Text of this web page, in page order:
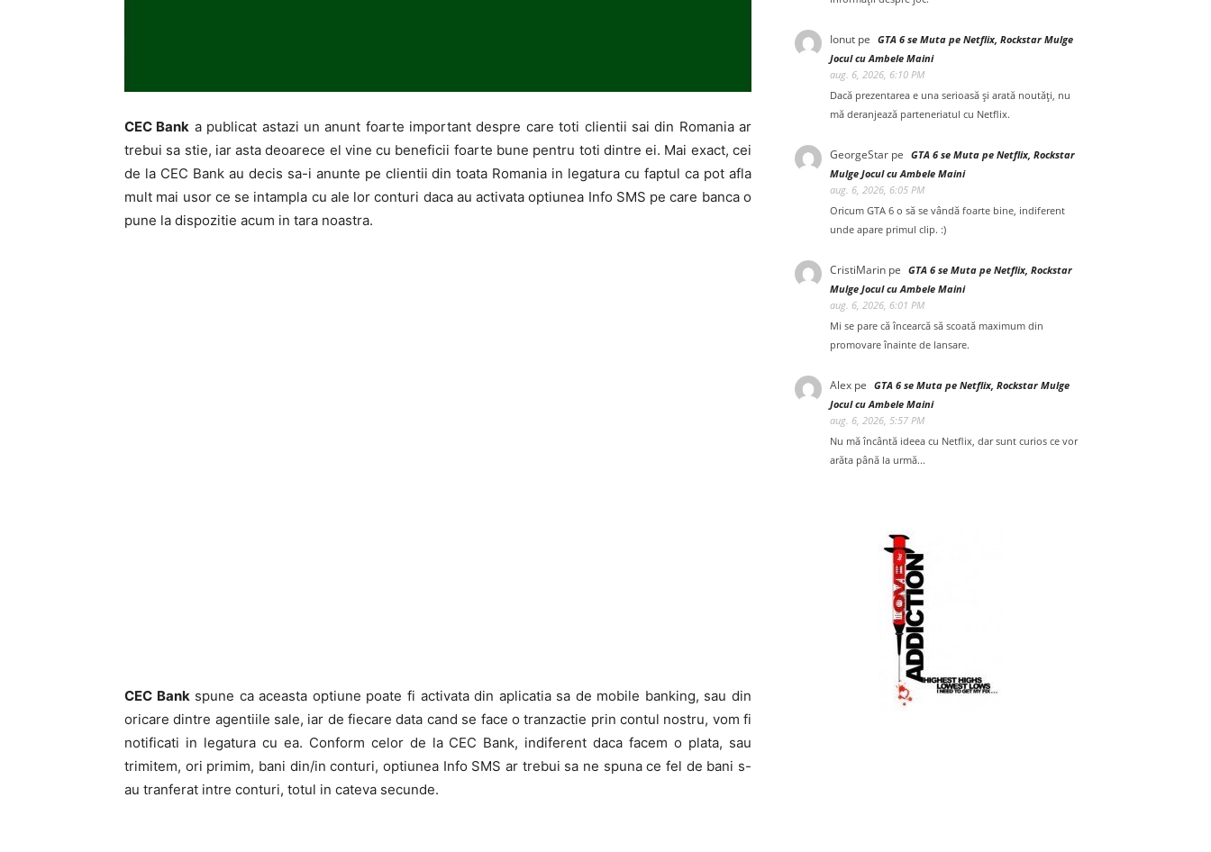
CEC Bank a publicat astazi un anunt foarte important despre care toti clientii sai din Romania ar
trebui sa stie, iar asta deoarece el vine cu beneficii foarte bune pentru toti dintre ei. Mai exact, cei
de la CEC Bank au decis sa-i anunte pe clientii din toata Romania in legatura cu faptul ca pot afla
mult mai usor ce se intampla cu ale lor conturi daca au activata optiunea Info SMS pe care banca o
pune la dispozitie acum in tara noastra.
CEC Bank spune ca aceasta optiune poate fi activata din aplicatia sa de mobile banking, sau din
oricare dintre agentiile sale, iar de fiecare data cand se face o tranzactie prin contul nostru, vom fi
notificati in legatura cu ea. Conform celor de la CEC Bank, indiferent daca facem o plata, sau
trimitem, ori primim, bani din/in conturi, optiunea Info SMS ar trebui sa ne spuna ce fel de bani s-
au tranferat intre conturi, totul in cateva secunde.
Ionut pe GTA 6 se Muta pe Netflix, Rockstar Mulge
Jocul cu Ambele Maini
aug. 6, 2026, 6:10 PM
Dacă prezentarea e una serioasă și arată noutăți, nu
mă deranjează parteneriatul cu Netflix.
GeorgeStar pe GTA 6 se Muta pe Netflix, Rockstar
Mulge Jocul cu Ambele Maini
aug. 6, 2026, 6:05 PM
Oricum GTA 6 o să se vândă foarte bine, indiferent
unde apare primul clip. :)
CristiMarin pe GTA 6 se Muta pe Netflix, Rockstar
Mulge Jocul cu Ambele Maini
aug. 6, 2026, 6:01 PM
Mi se pare că încearcă să scoată maximum din
promovare înainte de lansare.
Alex pe GTA 6 se Muta pe Netflix, Rockstar Mulge
Jocul cu Ambele Maini
aug. 6, 2026, 5:57 PM
Nu mă încântă ideea cu Netflix, dar sunt curios ce vor
arăta până la urmă...